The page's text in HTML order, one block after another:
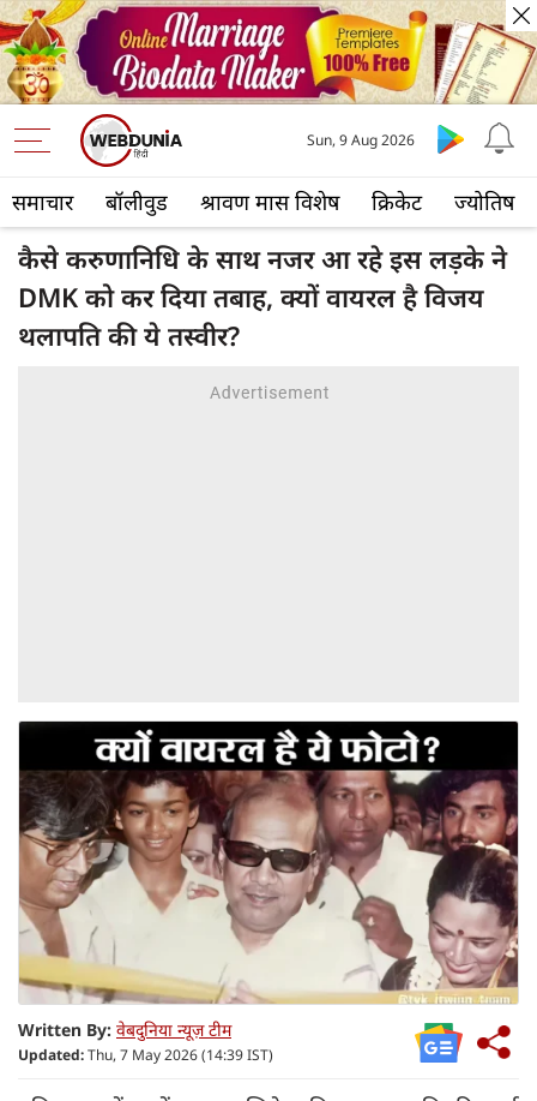
समाचार बॉलीवुड श्रावण मास विशेष क्रिकेट ज्योतिष
Sun, 9 Aug 2026
कैसे करुणानिधि के साथ नजर आ रहे इस लड़के ने
DMK को कर दिया तबाह, क्‍यों वायरल है विजय
थलापति की ये तस्‍वीर?
Written By: वेबदुनिया न्यूज़ टीम
Updated:Thu, 7 May 2026 (14:39 IST)